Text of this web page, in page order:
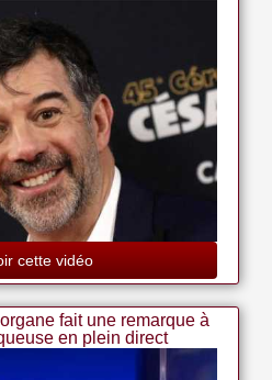
cette vidéo
fait une remarque à
en plein direct